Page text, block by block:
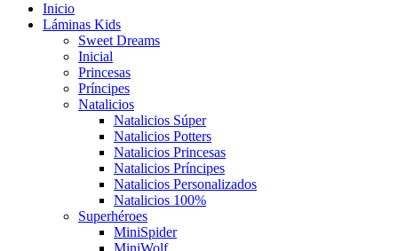
Inicio
Láminas Kids
Sweet Dreams
Inicial
Princesas
Príncipes
Natalicios
Natalicios Súper
Natalicios Potters
Natalicios Princesas
Natalicios Príncipes
Natalicios Personalizados
Natalicios 100%
Superhéroes
MiniSpider